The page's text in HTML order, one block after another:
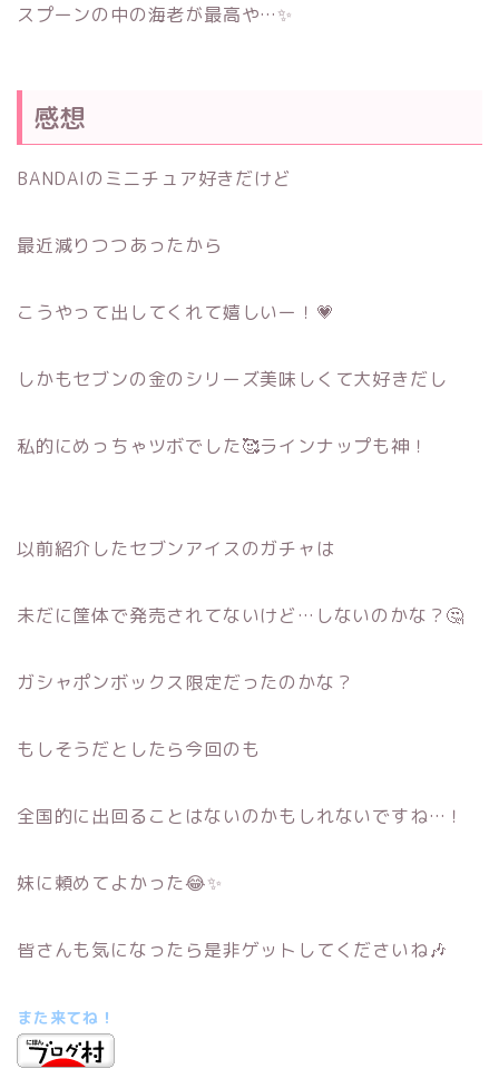
スプーンの中の海老が最高や…✨
感想
BANDAIのミニチュア好きだけど
最近減りつつあったから
こうやって出してくれて嬉しいー！💗
しかもセブンの金のシリーズ美味しくて大好きだし
私的にめっちゃツボでした🥰ラインナップも神！
以前紹介したセブンアイスのガチャは
未だに筐体で発売されてないけど…しないのかな？🤔
ガシャポンボックス限定だったのかな？
もしそうだとしたら今回のも
全国的に出回ることはないのかもしれないですね…！
妹に頼めてよかった😂✨
皆さんも気になったら是非ゲットしてくださいね🎶
また来てね！